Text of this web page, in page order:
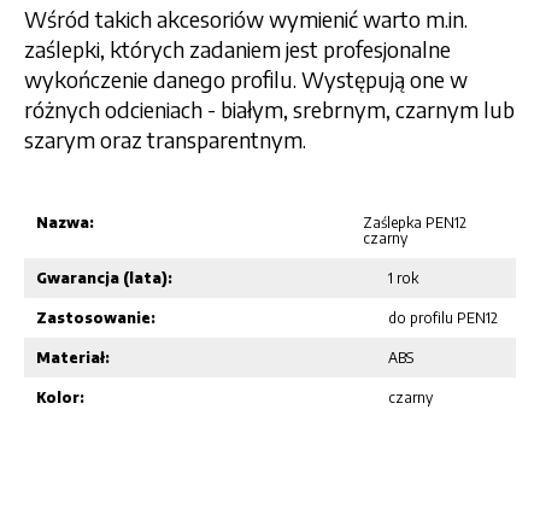
Wśród takich akcesoriów wymienić warto m.in.
zaślepki, których zadaniem jest profesjonalne
wykończenie danego profilu. Występują one w
różnych odcieniach - białym, srebrnym, czarnym lub
szarym oraz transparentnym.
Nazwa:
Zaślepka PEN12
czarny
Gwarancja (lata): 1 rok
Zastosowanie: do profilu PEN12
Materiał: ABS
Kolor: czarny